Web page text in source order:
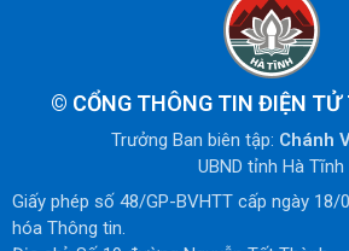
© CỔNG THÔNG TIN ĐIỆN
Trưởng Ban biên tập: Chánh
UBND tỉnh Hà Tĩnh
Giấy phép số 48/GP-BVHTT cấp ngày 18/
hóa Thông tin.